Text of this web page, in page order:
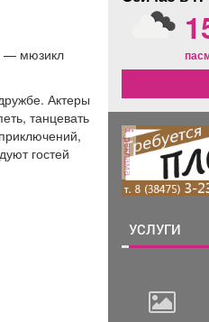
— мюзикл
Актеры
танцевать
гостей
реклама
УСЛУГИ